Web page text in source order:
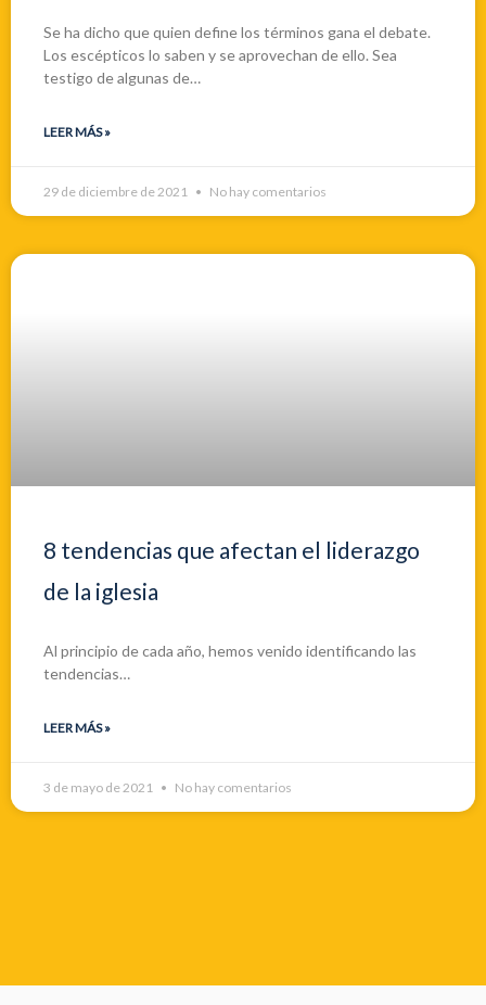
Se ha dicho que quien define los términos gana el debate.
Los escépticos lo saben y se aprovechan de ello. Sea
testigo de algunas de…
LEER MÁS »
29 de diciembre de 2021 No hay comentarios
8 tendencias que afectan el liderazgo
de la iglesia
Al principio de cada año, hemos venido identificando las
tendencias…
LEER MÁS »
3 de mayo de 2021 No hay comentarios